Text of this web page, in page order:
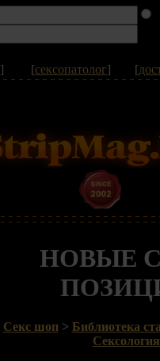
] [сексопатолог] [
НОВЫЕ
Секс шоп> Библиотека
Сексология